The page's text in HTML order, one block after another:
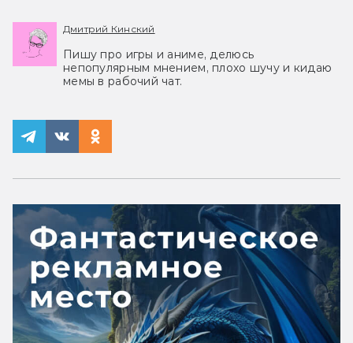
Дмитрий Кинский
Пишу про игры и аниме, делюсь
непопулярным мнением, плохо шучу и кидаю
мемы в рабочий чат.